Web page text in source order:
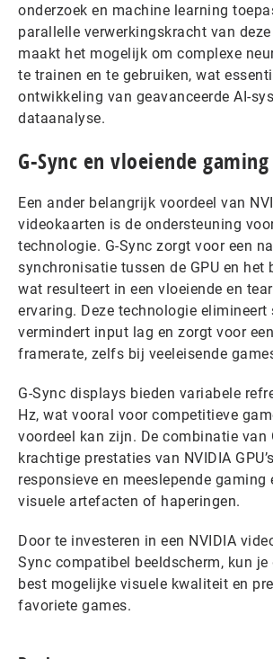
onderzoek en machine learning
parallelle verwerkingskracht van
maakt het mogelijk om complexe
te trainen en te gebruiken, wat
ontwikkeling van geavanceerde AI-
dataanalyse.
G-Sync en vloeiende
Een ander belangrijk voordeel van
videokaarten is de ondersteuning
technologie. G-Sync zorgt voor een
synchronisatie tussen de GPU en het
wat resulteert in een vloeiende en
ervaring. Deze technologie elimineert
vermindert input lag en zorgt voor
framerate, zelfs bij veeleisende
G-Sync displays bieden variabele
Hz, wat vooral voor competitieve
voordeel kan zijn. De combinatie van
krachtige prestaties van NVIDIA
responsieve en meeslepende gaming
visuele artefacten of haperingen.
Door te investeren in een NVIDIA
Sync compatibel beeldscherm, kun je
best mogelijke visuele kwaliteit en
favoriete games.